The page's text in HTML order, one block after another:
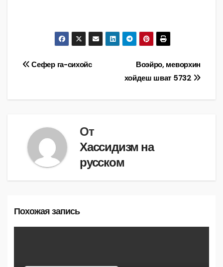
Навигация
Воэйро, меворхин
хойдеш шват 5732
Сефер га-сихойс
От
Хассидизм на
русском
Похожая запись